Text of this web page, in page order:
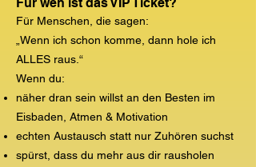
Für Menschen, die sagen:
„Wenn ich schon komme, dann hole ich
ALLES raus.“
Wenn du:
näher dran sein willst an den Besten im
Eisbaden, Atmen & Motivation
echten Austausch statt nur Zuhören suchst
spürst, dass du mehr aus dir rausholen